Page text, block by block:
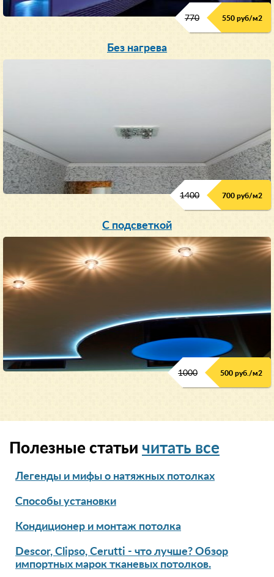
770 550 руб/м2
Без нагрева
1400 700 руб/м2
С подсветкой
1000 500 руб./м2
Полезные статьи читать все
Легенды и мифы о натяжных потолках
Способы установки
Кондиционер и монтаж потолка
Descor, Clipso, Cerutti - что лучше? Обзор
импортных марок тканевых потолков.